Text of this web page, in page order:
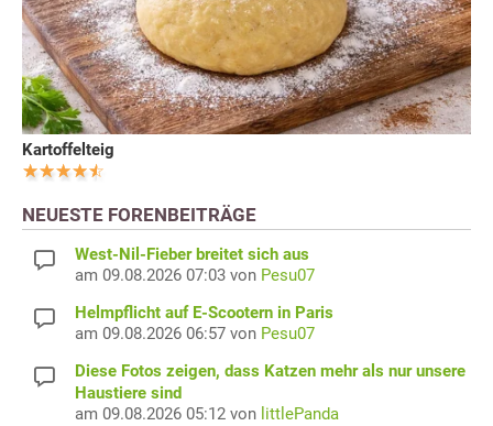
Kartoffelteig
NEUESTE FORENBEITRÄGE
West-Nil-Fieber breitet sich aus
am 09.08.2026 07:03 von Pesu07
Helmpflicht auf E-Scootern in Paris
am 09.08.2026 06:57 von Pesu07
Diese Fotos zeigen, dass Katzen mehr als nur unsere
Haustiere sind
am 09.08.2026 05:12 von littlePanda